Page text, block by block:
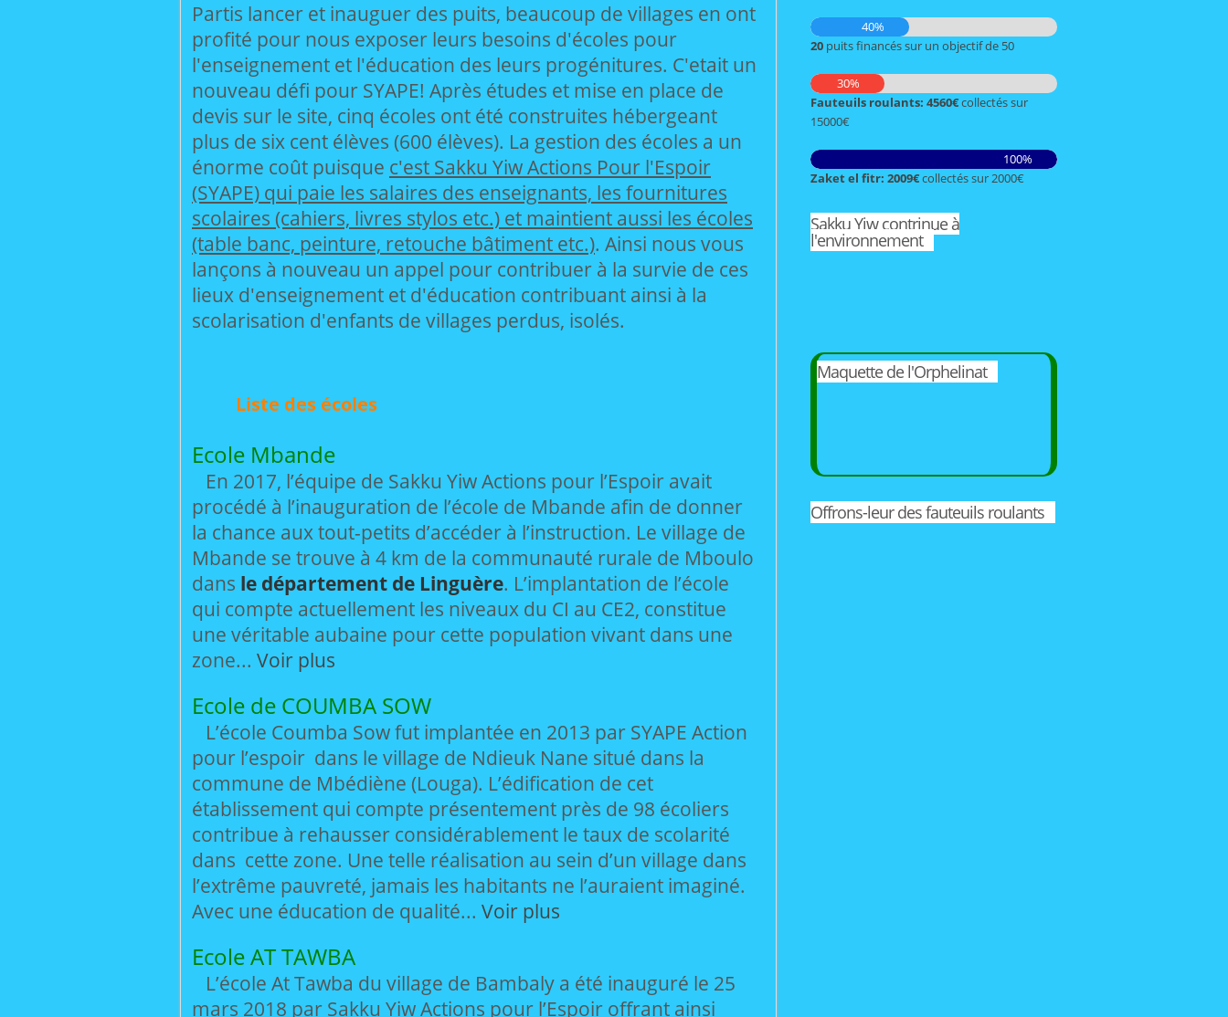
Partis lancer et inauguer des puits, beaucoup de villages en ont
profité pour nous exposer leurs besoins d'écoles pour
l'enseignement et l'éducation des leurs progénitures. C'etait un
nouveau défi pour SYAPE! Après études et mise en place de
devis sur le site, cinq écoles ont été construites hébergeant
plus de six cent élèves (600 élèves). La gestion des écoles a un
énorme coût puisque c'est Sakku Yiw Actions Pour l'Espoir
(SYAPE) qui paie les salaires des enseignants, les fournitures
scolaires (cahiers, livres stylos etc.) et maintient aussi les écoles
(table banc, peinture, retouche bâtiment etc.). Ainsi nous vous
lançons à nouveau un appel pour contribuer à la survie de ces
lieux d'enseignement et d'éducation contribuant ainsi à la
scolarisation d'enfants de villages perdus, isolés.
Liste des écoles
Ecole Mbande
En 2017, l’équipe de Sakku Yiw Actions pour l’Espoir avait
procédé à l’inauguration de l’école de Mbande afin de donner
la chance aux tout-petits d’accéder à l’instruction. Le village de
Mbande se trouve à 4 km de la communauté rurale de Mboulo
dans le département de Linguère. L’implantation de l’école
qui compte actuellement les niveaux du CI au CE2, constitue
une véritable aubaine pour cette population vivant dans une
zone... Voir plus
Ecole de COUMBA SOW
L’école Coumba Sow fut implantée en 2013 par SYAPE Action
pour l’espoir dans le village de Ndieuk Nane situé dans la
commune de Mbédiène (Louga). L’édification de cet
établissement qui compte présentement près de 98 écoliers
contribue à rehausser considérablement le taux de scolarité
dans cette zone. Une telle réalisation au sein d’un village dans
l’extrême pauvreté, jamais les habitants ne l’auraient imaginé.
Avec une éducation de qualité... Voir plus
Ecole AT TAWBA
L’école At Tawba du village de Bambaly a été inauguré le 25
mars 2018 par Sakku Yiw Actions pour l’Espoir offrant ainsi
40%
20 puits financés sur un objectif de 50
30%
Fauteuils roulants: 4560€collectés sur
15000€
100%
Zaket el fitr: 2009€collectés sur 2000€
Sakku Yiw contrinue à
l'environnement
Maquette de l'Orphelinat
Offrons-leur des fauteuils roulants